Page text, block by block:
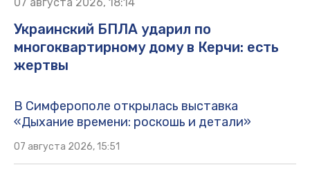
Украинский БПЛА ударил по
многоквартирному дому в Керчи: есть
жертвы
В Симферополе открылась выставка
«Дыхание времени: роскошь и детали»
07 августа 2026, 15:51